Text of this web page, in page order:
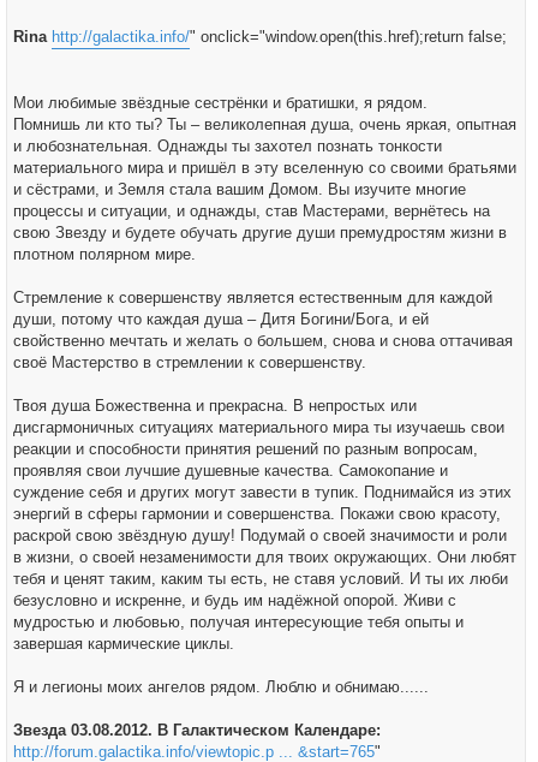
и
Rina http://galactika.info/" onclick="window.open(this.href);return false;
Мои любимые звёздные сестрёнки и братишки, я рядом.
Помнишь ли кто ты? Ты – великолепная душа, очень яркая, опытная
и любознательная. Однажды ты захотел познать тонкости
материального мира и пришёл в эту вселенную со своими братьями
и сёстрами, и Земля стала вашим Домом. Вы изучите многие
процессы и ситуации, и однажды, став Мастерами, вернётесь на
свою Звезду и будете обучать другие души премудростям жизни в
плотном полярном мире.
Стремление к совершенству является естественным для каждой
души, потому что каждая душа – Дитя Богини/Бога, и ей
свойственно мечтать и желать о большем, снова и снова оттачивая
своё Мастерство в стремлении к совершенству.
Твоя душа Божественна и прекрасна. В непростых или
дисгармоничных ситуациях материального мира ты изучаешь свои
реакции и способности принятия решений по разным вопросам,
проявляя свои лучшие душевные качества. Самокопание и
суждение себя и других могут завести в тупик. Поднимайся из этих
энергий в сферы гармонии и совершенства. Покажи свою красоту,
раскрой свою звёздную душу! Подумай о своей значимости и роли
в жизни, о своей незаменимости для твоих окружающих. Они любят
тебя и ценят таким, каким ты есть, не ставя условий. И ты их люби
безусловно и искренне, и будь им надёжной опорой. Живи с
мудростью и любовью, получая интересующие тебя опыты и
завершая кармические циклы.
Я и легионы моих ангелов рядом. Люблю и обнимаю......
Звезда 03.08.2012. В Галактическом Календаре:
http://forum.galactika.info/viewtopic.p ... &start=765"